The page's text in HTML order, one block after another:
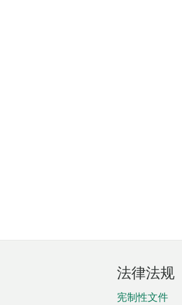
法律法规
宪制性文件